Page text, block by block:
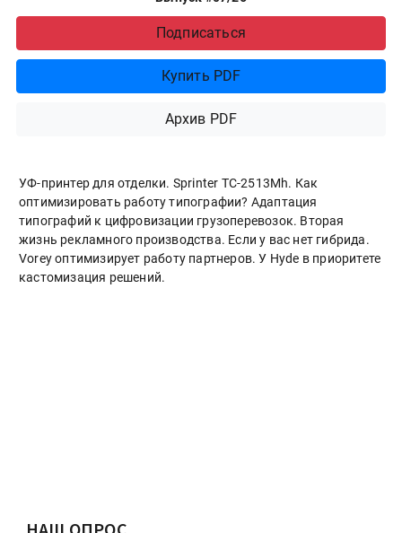
Подписаться
Купить PDF
Архив PDF
УФ-принтер для отделки. Sprinter ТС-2513Mh. Как
оптимизировать работу типографии? Адаптация
типографий к цифровизации грузоперевозок. Вторая
жизнь рекламного производства. Если у вас нет гибрида.
Vorey оптимизирует работу партнеров. У Hyde в приоритете
кастомизация решений.